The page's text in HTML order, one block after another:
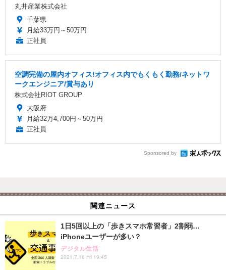
丸井産業株式会社
千葉県
月給33万円～50万円
正社員
空調完備の屋内オフィス!オフィス内でもくもく勤務/ネットワ
ークエンジニア/賞与あり
株式会社RIOT GROUP
大阪府
月給32万4,700円～50万円
正社員
Sponsored by
関連ニュース
1日5回以上の「歩きスマホ常習者」2割弱…
iPhoneユーザーが多い？
デジタル生活
2021.7.16 Fri 19:45